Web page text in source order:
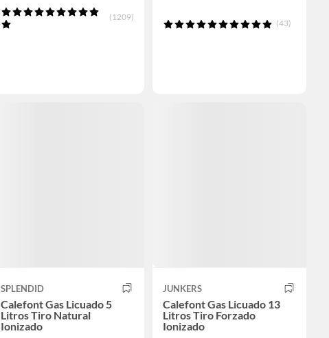
(1209)
(43)
SPLENDID
Calefont Gas Licuado 5
Litros Tiro Natural
Ionizado
JUNKERS
Calefont Gas Licuado 13
Litros Tiro Forzado
Ionizado